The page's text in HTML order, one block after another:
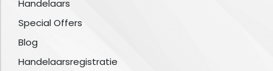
Handelaars
Special Offers
Blog
Handelaarsregistratie